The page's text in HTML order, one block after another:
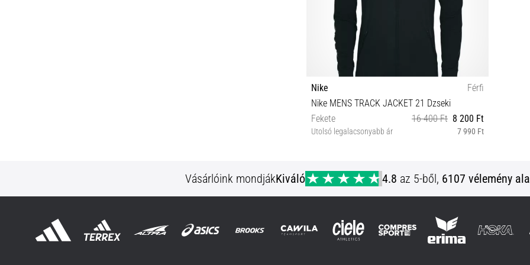
Nike
Férfi
Nike MENS TRACK JACKET 21 Dzseki
Fekete
16 400 Ft 8 200 Ft
Utolsó legalacsonyabb ár 7 990 Ft
Vásárlóink mondjákKiváló 4.8 az 5-ből, 6107 vélemény